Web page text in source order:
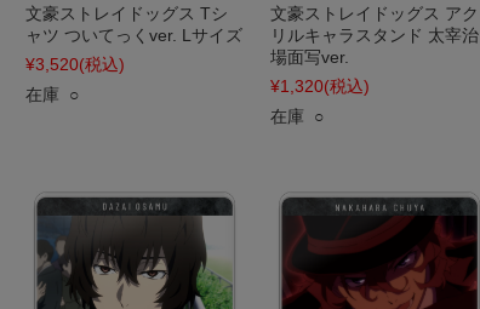
文豪ストレイドッグス Tシ
ャツ ついてっくver. Lサイズ
¥3,520(税込)
在庫 ○
文豪ストレイドッグス アク
リルキャラスタンド 太宰治
場面写ver.
¥1,320(税込)
在庫 ○